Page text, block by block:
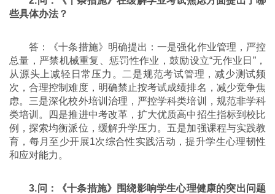
些具体办法？
答：《十条措施》明确提出：一是强化作业管理，严控
总量，严禁机械重复、惩罚性作业，鼓励设立“无作业日”，
从源头上减轻日常压力。二是规范考试管理，减少测试频
次，合理控制难度，明确禁止按考试成绩排名，减少竞争焦
虑。三是深化校外培训治理，严控学科类培训，规范非学科
类培训。四是推进中考改革，扩大优质高中招生指标到校比
例，探索均衡派位，缓解升学压力。五是加强课程与实践教
育，每月至少开展1次综合性实践活动，提升学生心理韧性
和应对能力。
3.问：《十条措施》围绕影响学生心理健康的突出问题